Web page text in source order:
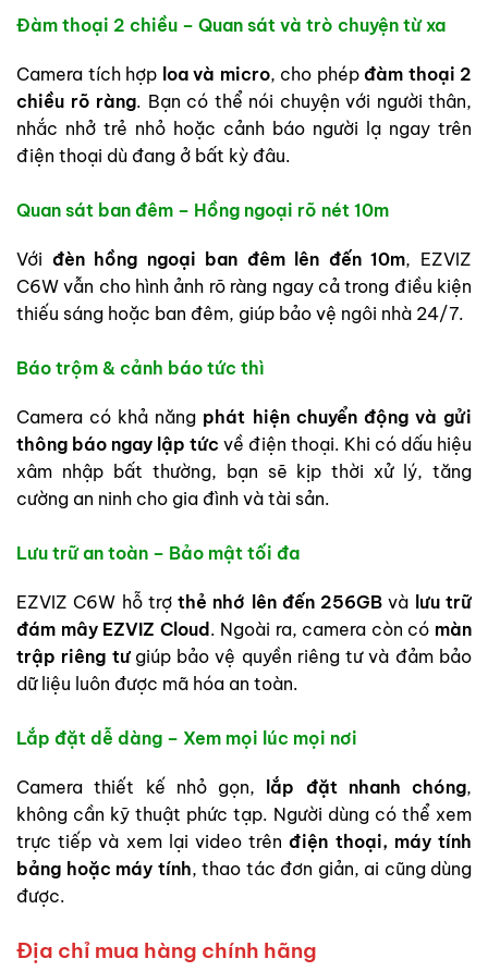
Đàm thoại 2 chiều – Quan sát và trò chuyện từ xa
Camera tích hợp loa và micro, cho phép đàm thoại 2
chiều rõ ràng. Bạn có thể nói chuyện với người thân,
nhắc nhở trẻ nhỏ hoặc cảnh báo người lạ ngay trên
điện thoại dù đang ở bất kỳ đâu.
Quan sát ban đêm – Hồng ngoại rõ nét 10m
Với đèn hồng ngoại ban đêm lên đến 10m, EZVIZ
C6W vẫn cho hình ảnh rõ ràng ngay cả trong điều kiện
thiếu sáng hoặc ban đêm, giúp bảo vệ ngôi nhà 24/7.
Báo trộm & cảnh báo tức thì
Camera có khả năng phát hiện chuyển động và gửi
thông báo ngay lập tức về điện thoại. Khi có dấu hiệu
xâm nhập bất thường, bạn sẽ kịp thời xử lý, tăng
cường an ninh cho gia đình và tài sản.
Lưu trữ an toàn – Bảo mật tối đa
EZVIZ C6W hỗ trợthẻ nhớ lên đến 256GB và lưu trữ
đám mây EZVIZ Cloud. Ngoài ra, camera còn có màn
trập riêng tưgiúp bảo vệ quyền riêng tư và đảm bảo
dữ liệu luôn được mã hóa an toàn.
Lắp đặt dễ dàng – Xem mọi lúc mọi nơi
Camera thiết kế nhỏ gọn, lắp đặt nhanh chóng,
không cần kỹ thuật phức tạp. Người dùng có thể xem
trực tiếp và xem lại video trênđiện thoại, máy tính
bảng hoặc máy tính, thao tác đơn giản, ai cũng dùng
được.
Địa chỉ mua hàng chính hãng